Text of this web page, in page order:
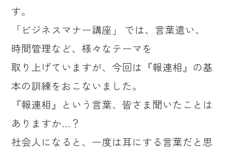
す。
「ビジネスマナー講座」 では、言葉遣い、
時間管理など、様々なテーマを
取り上げていますが、今回は『報連相』の基
本の訓練をおこないました。
『報連相』という言葉、皆さま聞いたことは
ありますか…？
社会人になると、一度は耳にする言葉だと思